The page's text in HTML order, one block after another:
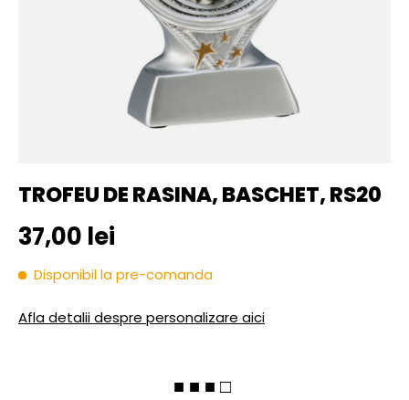
TROFEU DE RASINA, BASCHET, RS20
Pret initial
37,00 lei
Disponibil la pre-comanda
Afla detalii despre personalizare aici
■ ■ ■ □